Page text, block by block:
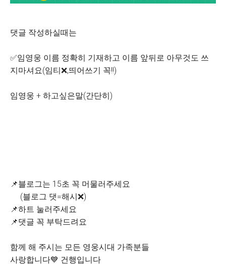
댓글 작성하실때는
✅임영웅 이름 정확히 기재하고 이름 앞뒤로 아무것도 쓰
지마셔요(임티❌,띄어쓰기 꼭!!)
임영웅 + 하고싶은말(간단히)
📌블로그는 15초 꼭 머물러주세요
(블로그 댓=해시❌)
📌하트 눌러주세요
📌댓글 꼭 부탁드려요
함께 해 주시는 모든 영웅시대 가족분들
사랑합니다💙 건행입니다